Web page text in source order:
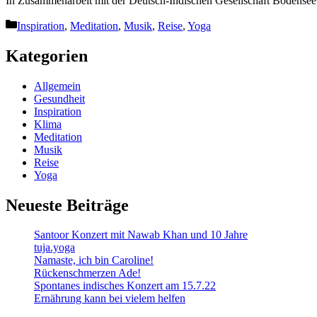
Kategorien
Inspiration, Meditation, Musik, Reise, Yoga
Kategorien
Allgemein
Gesundheit
Inspiration
Klima
Meditation
Musik
Reise
Yoga
Neueste Beiträge
Santoor Konzert mit Nawab Khan und 10 Jahre
tuja.yoga
Namaste, ich bin Caroline!
Rückenschmerzen Ade!
Spontanes indisches Konzert am 15.7.22
Ernährung kann bei vielem helfen